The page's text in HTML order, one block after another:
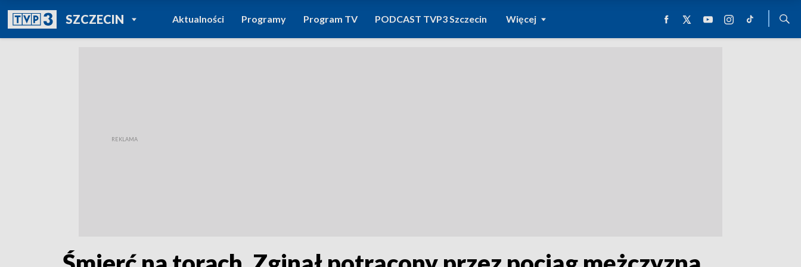
SZCZECINPOWRÓT DO
TVP REGIONY
Aktualności Programy Program TV PODCAST TVP3 Szczecin Więcej